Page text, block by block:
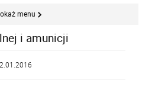
menu
i amunicji